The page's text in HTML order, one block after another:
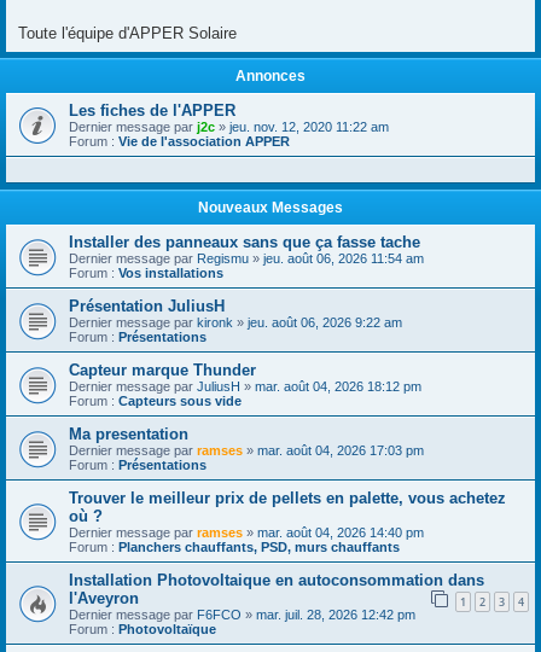
Toute l'équipe d'APPER Solaire
Annonces
Les fiches de l'APPER
Dernier message par j2c » jeu. nov. 12, 2020 11:22 am
Forum : Vie de l'association APPER
Nouveaux Messages
Installer des panneaux sans que ça fasse tache
Dernier message par Regismu » jeu. août 06, 2026 11:54 am
Forum : Vos installations
Présentation JuliusH
Dernier message par kironk » jeu. août 06, 2026 9:22 am
Forum : Présentations
Capteur marque Thunder
Dernier message par JuliusH » mar. août 04, 2026 18:12 pm
Forum : Capteurs sous vide
Ma presentation
Dernier message par ramses » mar. août 04, 2026 17:03 pm
Forum : Présentations
Trouver le meilleur prix de pellets en palette, vous achetez
où ?
Dernier message par ramses » mar. août 04, 2026 14:40 pm
Forum : Planchers chauffants, PSD, murs chauffants
Installation Photovoltaique en autoconsommation dans
l'Aveyron
1 2 3 4
Dernier message par F6FCO » mar. juil. 28, 2026 12:42 pm
Forum : Photovoltaïque